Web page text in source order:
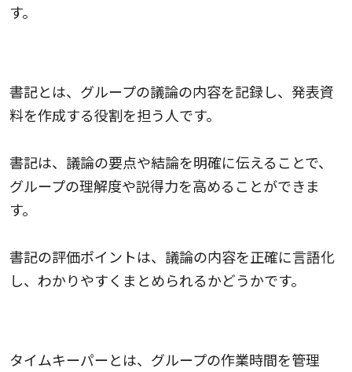
す。
書記とは、グループの議論の内容を記録し、発表資
料を作成する役割を担う人です。
書記は、議論の要点や結論を明確に伝えることで、
グループの理解度や説得力を高めることができま
す。
書記の評価ポイントは、議論の内容を正確に言語化
し、わかりやすくまとめられるかどうかです。
タイムキーパーとは、グループの作業時間を管理